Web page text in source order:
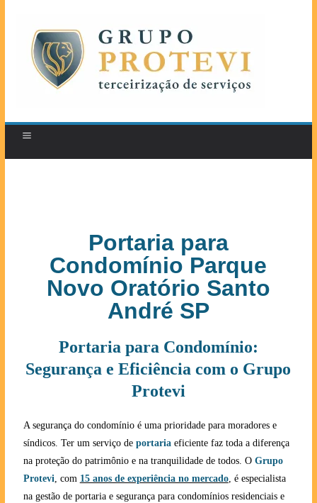
Portaria para
Condomínio Parque
Novo Oratório Santo
André SP
Portaria para Condomínio:
Segurança e Eficiência com o Grupo
Protevi
A segurança do condomínio é uma prioridade para moradores e
síndicos. Ter um serviço de portaria eficiente faz toda a diferença
na proteção do patrimônio e na tranquilidade de todos. O Grupo
Protevi, com 15 anos de experiência no mercado, é especialista
na gestão de portaria e segurança para condomínios residenciais e